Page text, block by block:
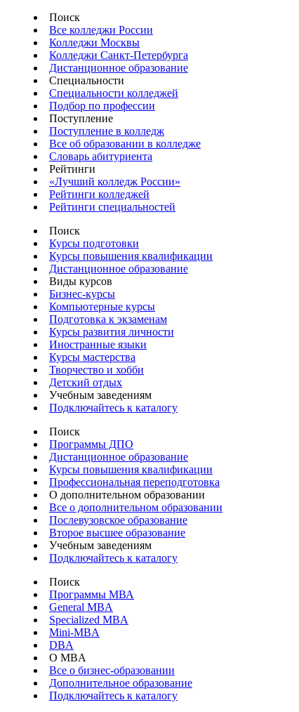
Поиск
Все колледжи России
Колледжи Москвы
Колледжи Санкт-Петербурга
Дистанционное образование
Специальности
Специальности колледжей
Подбор по профессии
Поступление
Поступление в колледж
Все об образовании в колледже
Словарь абитуриента
Рейтинги
«Лучший колледж России»
Рейтинги колледжей
Рейтинги специальностей
Поиск
Курсы подготовки
Курсы повышения квалификации
Дистанционное образование
Виды курсов
Бизнес-курсы
Компьютерные курсы
Подготовка к экзаменам
Курсы развития личности
Иностранные языки
Курсы мастерства
Творчество и хобби
Детский отдых
Учебным заведениям
Подключайтесь к каталогу
Поиск
Программы ДПО
Дистанционное образование
Курсы повышения квалификации
Профессиональная переподготовка
О дополнительном образовании
Все о дополнительном образовании
Послевузовское образование
Второе высшее образование
Учебным заведениям
Подключайтесь к каталогу
Поиск
Программы МВА
General MBA
Specialized MBA
Mini-MBA
DBA
О MBA
Все о бизнес-образовании
Дополнительное образование
Подключайтесь к каталогу